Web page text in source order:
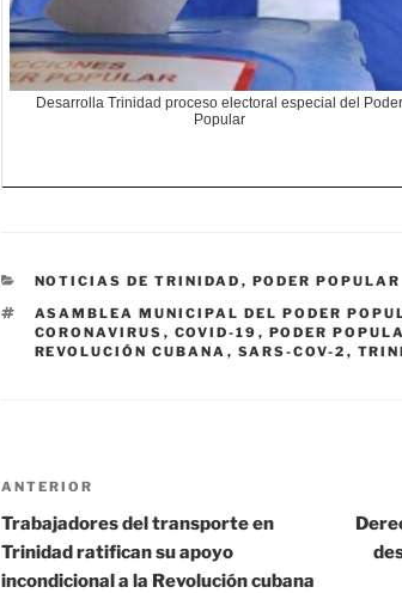
Desarrolla Trinidad proceso electoral especial del Poder
Popular
CATEGORÍAS
NOTICIAS DE TRINIDAD , PODER POPULAR
ETIQUETAS
ASAMBLEA MUNICIPAL DEL PODER
CORONAVIRUS , COVID-19 , PODER
REVOLUCIÓN CUBANA , SARS-COV-2 ,
Navegación
de
entradas
Entrada
anterior:
ANTERIOR
Trabajadores del transporte en
Trinidad ratifican su apoyo
incondicional a la Revolución cubana